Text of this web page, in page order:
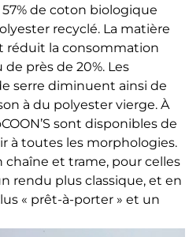
de coton biologique
recyclé. La matière
réduit la consommation
de près de 20%. Les
serre diminuent ainsi de
à du polyester vierge. À
sont disponibles de
à toutes les morphologies.
chaîne et trame, pour celles
rendu plus classique, et en
« prêt-à-porter » et un